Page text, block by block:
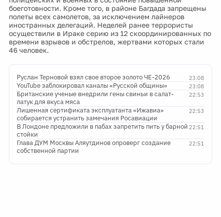
боеготовности. Кроме того, в районе Багдада запрещены
полеты всех самолетов, за исключением лайнеров
иностранных делегаций. Неделей ранее террористы
осуществили в Ираке серию из 12 скоординированных по
времени взрывов и обстрелов, жертвами которых стали
46 человек.
23:08
Руслан Терновой взял свое второе золото ЧЕ-2026
23:08
YouTube заблокировал каналы «Русской общины»
22:53
Британские ученые внедрили гены свиньи в салат-
латук для вкуса мяса
22:53
Лишенная сертификата эксплуатанта «Ижавиа»
собирается устранить замечания Росавиации
22:51
В Лондоне предложили в пабах запретить пить у барной
стойки
22:51
Глава ДУМ Москвы Аляутдинов опроверг создание
собственной партии